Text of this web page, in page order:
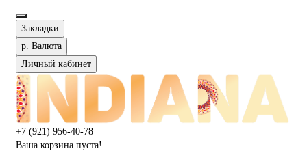
Закладки
р. Валюта
Личный кабинет
+7 (921) 956-40-78
Ваша корзина пуста!